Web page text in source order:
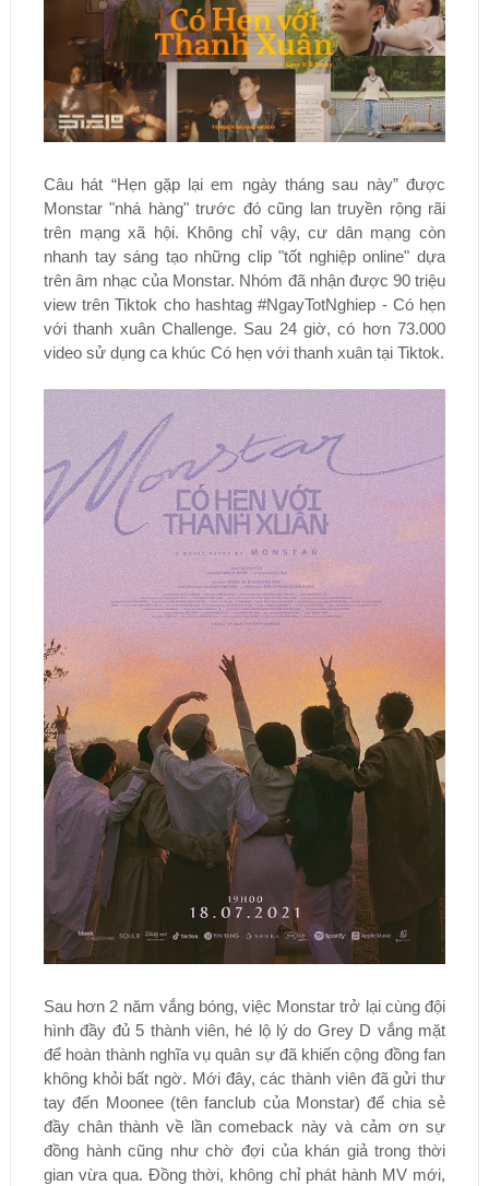
Câu hát “Hẹn gặp lại em ngày tháng sau này” được
Monstar "nhá hàng" trước đó cũng lan truyền rộng rãi
trên mạng xã hội. Không chỉ vậy, cư dân mạng còn
nhanh tay sáng tạo những clip "tốt nghiệp online" dựa
trên âm nhạc của Monstar. Nhóm đã nhận được 90 triệu
view trên Tiktok cho hashtag #NgayTotNghiep - Có hẹn
với thanh xuân Challenge. Sau 24 giờ, có hơn 73.000
video sử dụng ca khúc Có hẹn với thanh xuân tại Tiktok.
Sau hơn 2 năm vắng bóng, việc Monstar trở lại cùng đội
hình đầy đủ 5 thành viên, hé lộ lý do Grey D vắng mặt
để hoàn thành nghĩa vụ quân sự đã khiến cộng đồng fan
không khỏi bất ngờ. Mới đây, các thành viên đã gửi thư
tay đến Moonee (tên fanclub của Monstar) để chia sẻ
đầy chân thành về lần comeback này và cảm ơn sự
đồng hành cũng như chờ đợi của khán giả trong thời
gian vừa qua. Đồng thời, không chỉ phát hành MV mới,